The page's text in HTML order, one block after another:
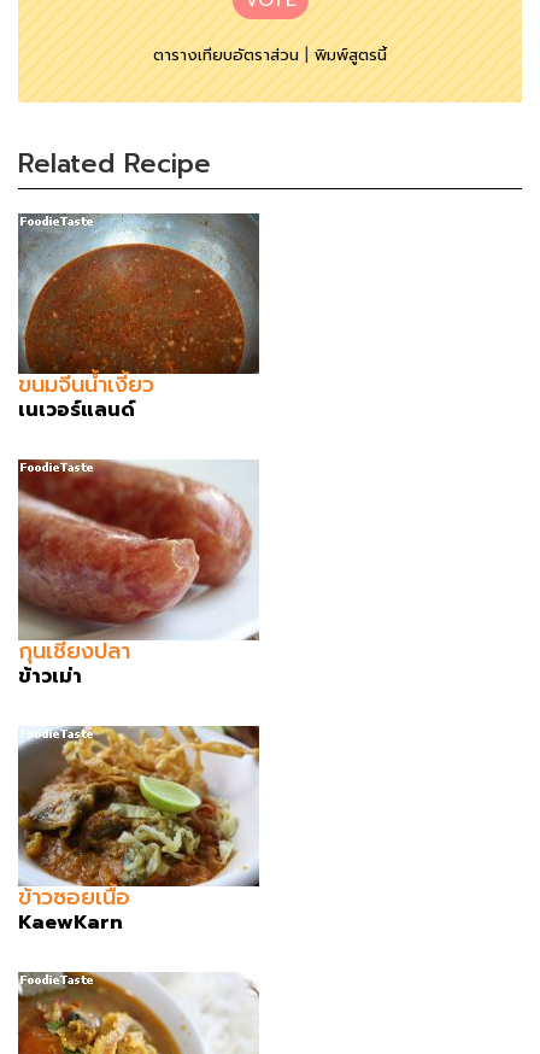
ตารางเทียบอัตราส่วน|พิมพ์สูตรนี้
Related Recipe
ขนมจีนน้ำเงี้ยว
เนเวอร์แลนด์
กุนเชียงปลา
ข้าวเม่า
ข้าวซอยเนื้อ
KaewKarn